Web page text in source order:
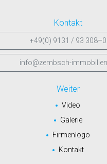
Kontakt
+49(0) 9131 / 93 308–0
info@zembsch-
Weiter
Video
Galerie
Firmenlogo
Kontakt